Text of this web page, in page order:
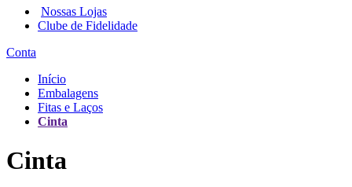
Nossas Lojas
Clube de Fidelidade
Conta
Início
Embalagens
Fitas e Laços
Cinta
Cinta